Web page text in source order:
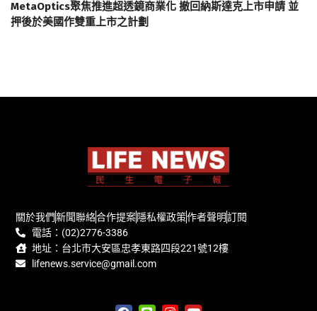
MetaOptics聚焦推進超透鏡商業化 撤回納斯達克上市申請 並
押後於美國作雙重上市之計劃
關於我們新聞聯絡合作提案隱私權政策作者聲明訂閱
電話：(02)2776-3386
地址：台北市大安區忠孝東路四段221號12樓
lifenews.service@gmail.com